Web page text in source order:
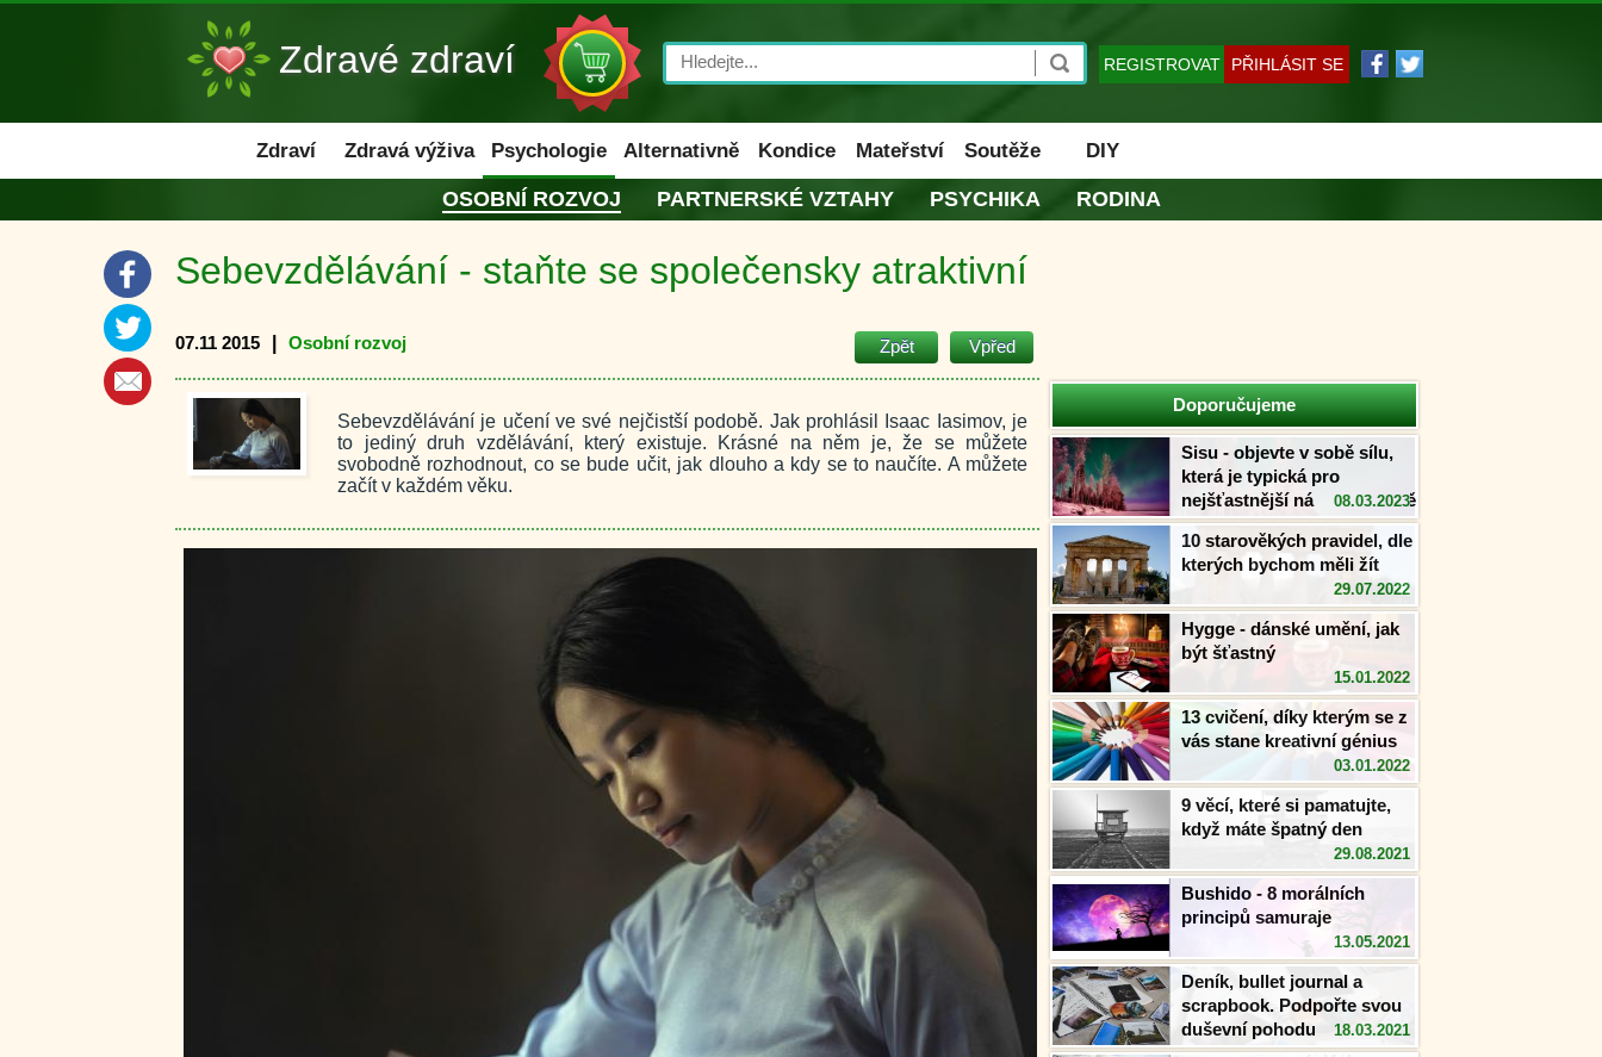
Zdravé zdraví REGISTROVAT PŘIHLÁSIT SE
Search
Zdraví Zdravá výživa Psychologie Alternativně Kondice Mateřství Soutěže DIY
OSOBNÍ ROZVOJ PARTNERSKÉ VZTAHY PSYCHIKA RODINA
Doporučujeme
Sisu - objevte v sobě sílu,
která je typická pro
nejšťastnější národ na světě
08.03.2023
10 starověkých pravidel, dle
kterých bychom měli žít
29.07.2022
Hygge - dánské umění, jak
být šťastný
15.01.2022
13 cvičení, díky kterým se z
vás stane kreativní génius
03.01.2022
9 věcí, které si pamatujte,
když máte špatný den
29.08.2021
Bushido - 8 morálních
principů samuraje
13.05.2021
Deník, bullet journal a
scrapbook. Podpořte svou
duševní pohodu kreativitou
18.03.2021
Sebevzdělávání - staňte se společensky atraktivní
Zpět Vpřed
07.11 2015 Osobní rozvoj
Sebevzdělávání je učení ve své nejčistší podobě. Jak prohlásil Isaac Iasimov, je
to jediný druh vzdělávání, který existuje. Krásné na něm je, že se můžete
svobodně rozhodnout, co se bude učit, jak dlouho a kdy se to naučíte. A můžete
začít v každém věku.